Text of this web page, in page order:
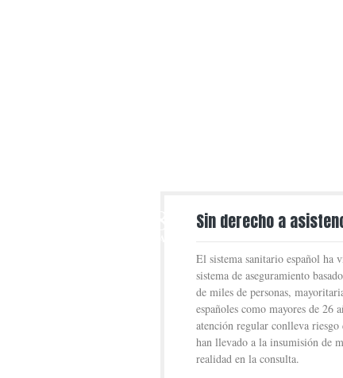
Sin derecho a
El sistema sanitario español ha
sistema de aseguramiento
de miles de personas,
españoles como mayores de
atención regular conlleva riesgo
han llevado a la insumisión de
realidad en la consulta.